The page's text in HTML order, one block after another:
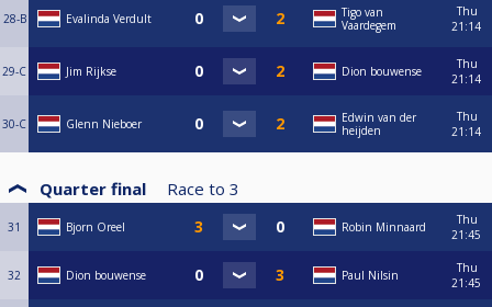
28-B Evalinda Verdult
Tigo van
Vaardegem
Thu
21:14
29-C Jim Rijkse Dion bouwense
Thu
21:14
30-C Glenn Nieboer
Edwin van der
heijden
Thu
21:14
Quarter final Race to 3
31 Bjorn Oreel Robin Minnaard
Thu
21:45
32 Dion bouwense Paul Nilsin
Thu
21:45